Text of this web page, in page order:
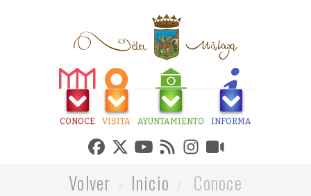
CONOCE VISITA AYUNTAMIENTO INFORMA
Volver Inicio
Conoce